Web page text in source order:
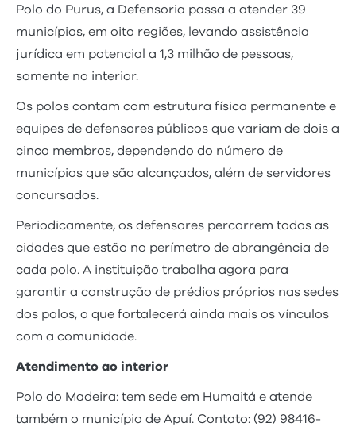
Polo do Purus, a Defensoria passa a atender 39
municípios, em oito regiões, levando assistência
jurídica em potencial a 1,3 milhão de pessoas,
somente no interior.
Os polos contam com estrutura física permanente e
equipes de defensores públicos que variam de dois a
cinco membros, dependendo do número de
municípios que são alcançados, além de servidores
concursados.
Periodicamente, os defensores percorrem todos as
cidades que estão no perímetro de abrangência de
cada polo. A instituição trabalha agora para
garantir a construção de prédios próprios nas sedes
dos polos, o que fortalecerá ainda mais os vínculos
com a comunidade.
Atendimento ao interior
Polo do Madeira: tem sede em Humaitá e atende
também o município de Apuí. Contato: (92) 98416-